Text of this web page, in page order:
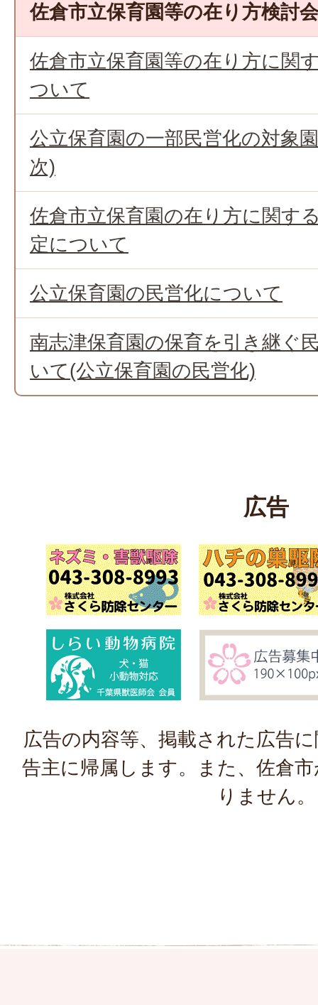
佐倉市立保育園等の在り方検討会
佐倉市立保育園等の在り方に関
ついて
公立保育園の一部民営化の対象
次)
佐倉市立保育園の在り方に関す
定について
公立保育園の民営化について
南志津保育園の保育を引き継ぐ
いて(公立保育園の民営化)
広告
広告の内容等、掲載された広告
告主に帰属します。また、佐倉
りません。